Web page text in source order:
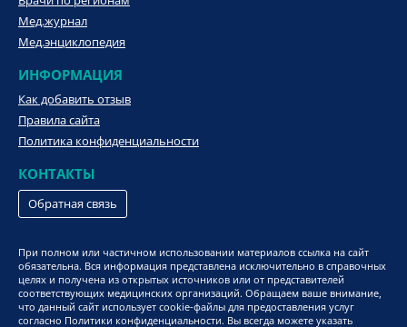
Мед.журнал
Мед.энциклопедия
ИНФОРМАЦИЯ
Как добавить отзыв
Правила сайта
Политика конфиденциальности
КОНТАКТЫ
Обратная связь
При полном или частичном использовании материалов ссылка на сайт
обязательна. Вся информация представлена исключительно в справочных
целях и получена из открытых источников или от представителей
соответствующих медицинских организаций. Обращаем ваше внимание,
что данный сайт использует cookie-файлы для предоставления услуг
согласно Политики конфиденциальности. Вы всегда можете указать